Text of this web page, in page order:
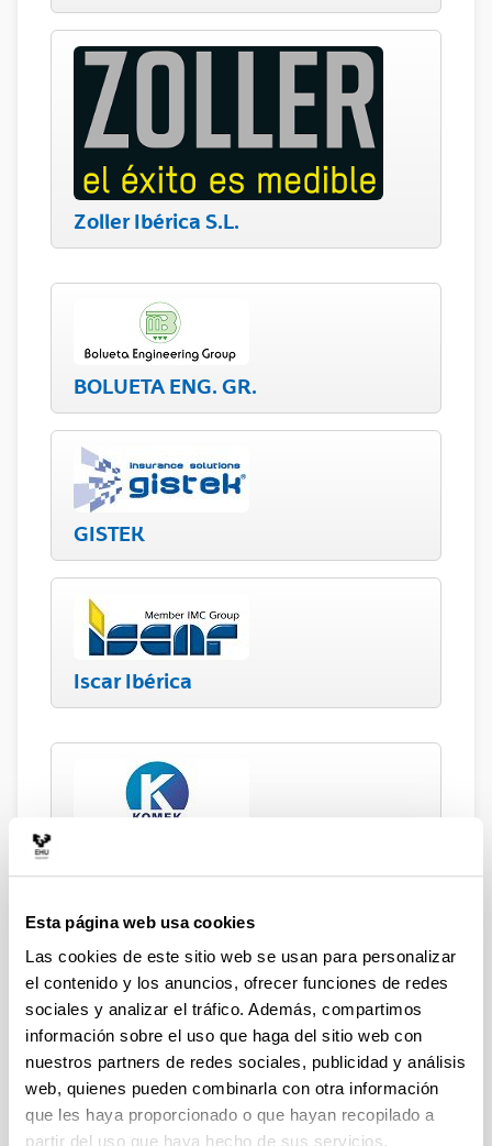
Esta página web usa cookies
Las cookies de este sitio web se usan para personalizar
el contenido y los anuncios, ofrecer funciones de redes
sociales y analizar el tráfico. Además, compartimos
información sobre el uso que haga del sitio web con
nuestros partners de redes sociales, publicidad y análisis
web, quienes pueden combinarla con otra información
que les haya proporcionado o que hayan recopilado a
partir del uso que haya hecho de sus servicios.
Zoller Ibérica S.L.
BOLUETA ENG. GR.
GISTEK
Iscar Ibérica
Oerlikon Balzers
Sandvik Coromant